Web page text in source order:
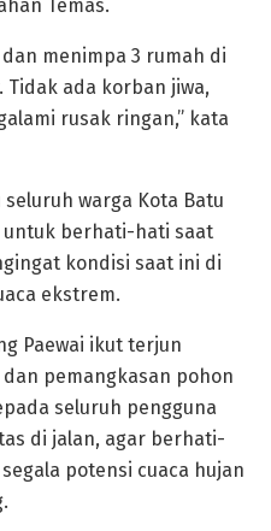
Temas.
menimpa 3 rumah di
Tidak ada korban jiwa,
rusak ringan,” kata
seluruh warga Kota Batu
untuk berhati-hati saat
kondisi saat ini di
ekstrem.
Paewai ikut terjun
pemangkasan pohon
seluruh pengguna
di jalan, agar berhati-
potensi cuaca hujan